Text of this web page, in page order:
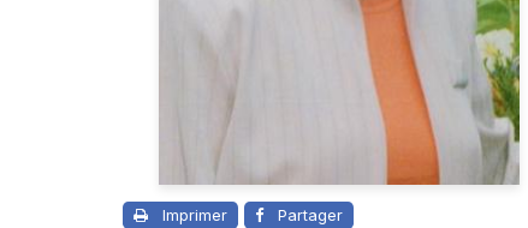
Imprimer Partager